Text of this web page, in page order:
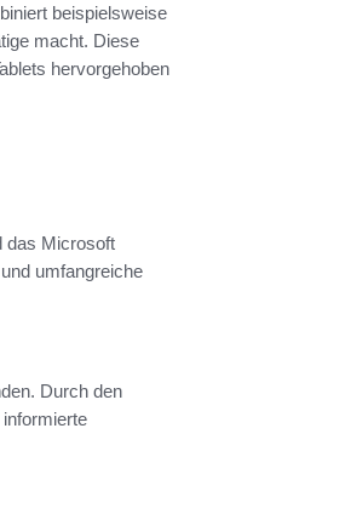
beispielsweise
macht. Diese
hervorgehoben
das Microsoft
umfangreiche
Durch den